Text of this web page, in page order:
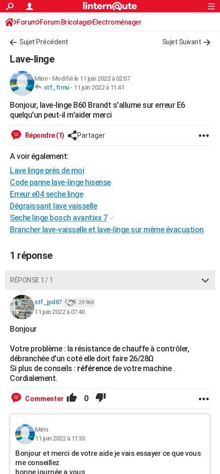
ACTUALITÉS
Politique
Société
Faits Divers
Education
Monde
Villes
+
FINANCE
Retraite
Impôts
Epargne
Immobilier
Risques naturels par ville
Banque
Assurance
Crédit
AUTO
Essais
Réserver un essai
Citadines
Berlines
SUV
Forum auto
+HIGH-TECH
Mobiles
Meilleur smartphone
Internet
Ordinateurs
Jeux vidéo
Guide high-tech
BRICOLAGE
WEEK-END
Guides de France
Escapades
Patrimoine
Expositions
Musées
Week-end nature
+LIFESTYLE
Art de vivre
Bien-être
Loisirs
ModeModes de vie
SANTE
Alimentation
Guide de la santé
Maladies
Médicaments
Sommeil
VOYAGE
Destinations
City break
Voyage nature
Voyage de noces
Forum
Climat
PHOTO
GUIDES D'ACHAT
Carte de Noël
Carte Bonne année
Carte Saint-Valentin
Carte Pâques
Carte d'anniversaire
DICTIONNAIRE
Dictionnaire
Biographies
Citations
Expressions
Proverbes
PROGRAMME TV
COPAINS D'AVANT
S'inscrire
Se connecter
Lycées
Collèges
Primaires
Universités
Entreprises
Service militaire
Avis de recherche
AVIS DE DÉCÈS
FORUM
S'inscrire
Connexion
Forum Forum Bricolage Electroménager
Sujet Précédent Sujet Suivant
Lave-linge
Mimi- Modifié le 11 juin 2022 à 02:07
stf_frmu- 11 juin 2022 à 11:41
Bonjour, lave-linge B60 Brandt s'allume sur erreur E6
quelqu'un peut-il m'aider merci
Répondre (1) Partager
A voir également:
Lave linge près de moi
Code panne lave-linge hisense
Erreur e04 seche linge
Dégraissant lave vaisselle
Seche linge bosch avantixx 7 ✓
Brancher lave-vaisselle et lave-linge sur même évacuation
1 réponse
RÉPONSE 1 / 1
stf_jpd87 29 968
11 juin 2022 à 07:40
Bonjour
Votre problème : la résistance de chauffe à contrôler,
débranchée d'un coté elle doit faire 26/28Ω
Si plus de conseils : référencede votre machine .
Cordialement.
Commenter 0
Mimi
11 juin 2022 à 11:35
Bonjour et merci de votre aide je vais essayer ce que vous
me conseillez
bonne journée a vous